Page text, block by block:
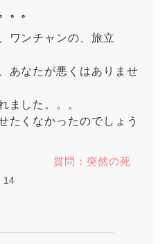
。。
ワンチャンの、旅立
あなたが悪くはありませ
ました。。。
たくなかったのでしょう
質問：突然の死
14